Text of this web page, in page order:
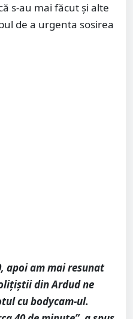
s-au mai făcut și alte
de a urgenta sosirea
apoi am mai resunat
din Ardud ne
cu bodycam-ul.